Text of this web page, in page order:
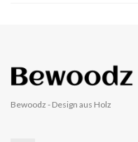
Bewoodz - Design aus Holz